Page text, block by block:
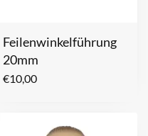
Feilenwinkelführung
20mm
€10,00